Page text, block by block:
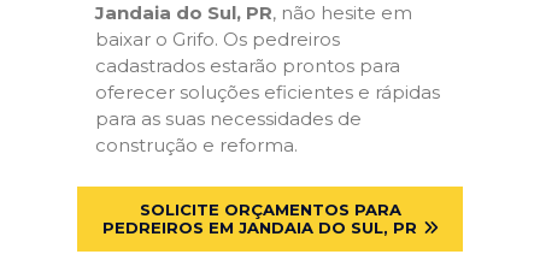
Jandaia do Sul, PR, não hesite em
baixar o Grifo. Os pedreiros
cadastrados estarão prontos para
oferecer soluções eficientes e rápidas
para as suas necessidades de
construção e reforma.
SOLICITE ORÇAMENTOS PARA
PEDREIROS EM JANDAIA DO SUL, PR